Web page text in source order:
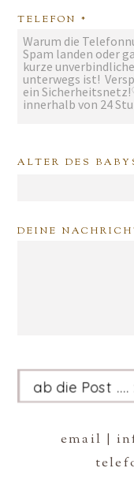
TELEFON
ALTER DES
DEINE
ab die Post ....
email |